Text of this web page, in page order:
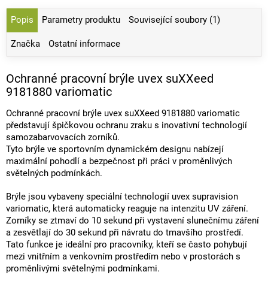
Popis Parametry produktu Související soubory (1)
Značka Ostatní informace
Ochranné pracovní brýle uvex suXXeed
9181880 variomatic
Ochranné pracovní brýle uvex suXXeed 9181880 variomatic
představují špičkovou ochranu zraku s inovativní technologií
samozabarvovacích zorníků.
Tyto brýle ve sportovním dynamickém designu nabízejí
maximální pohodlí a bezpečnost při práci v proměnlivých
světelných podmínkách.
Brýle jsou vybaveny speciální technologií uvex supravision
variomatic, která automaticky reaguje na intenzitu UV záření.
Zorníky se ztmaví do 10 sekund při vystavení slunečnímu záření
a zesvětlají do 30 sekund při návratu do tmavšího prostředí.
Tato funkce je ideální pro pracovníky, kteří se často pohybují
mezi vnitřním a venkovním prostředím nebo v prostorách s
proměnlivými světelnými podmínkami.